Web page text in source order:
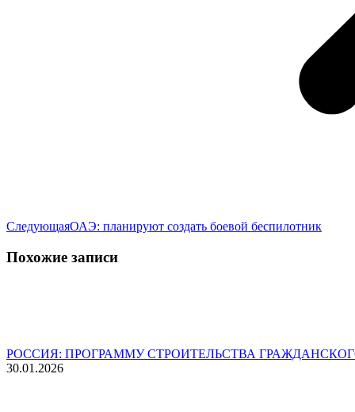
СледующаяСледующая
ОАЭ: планируют создать боевой беспилотник
Похожие записи
РОССИЯ: ПРОГРАММУ СТРОИТЕЛЬСТВА
30.01.2026